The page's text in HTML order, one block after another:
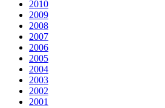
2010
2009
2008
2007
2006
2005
2004
2003
2002
2001